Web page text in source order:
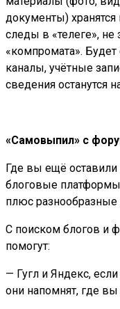
документы) хранятся
следы в «телеге», не
«компромата».
каналы, учётные
сведения останутся
«Самовыпил» с
Где вы ещё
блоговые
плюс
С поиском блогов и
помогут:
— Гугл и Яндекс,
они напомнят, где